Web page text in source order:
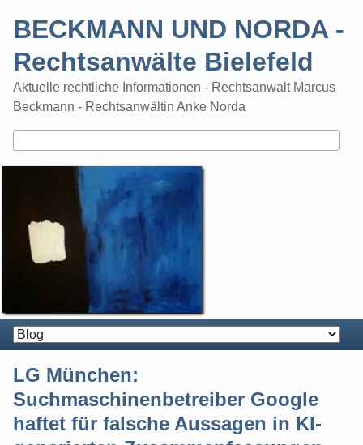
BECKMANN UND NORDA -
Rechtsanwälte Bielefeld
Aktuelle rechtliche Informationen - Rechtsanwalt Marcus
Beckmann - Rechtsanwältin Anke Norda
LG München:
Suchmaschinenbetreiber Google
haftet für falsche Aussagen in KI-